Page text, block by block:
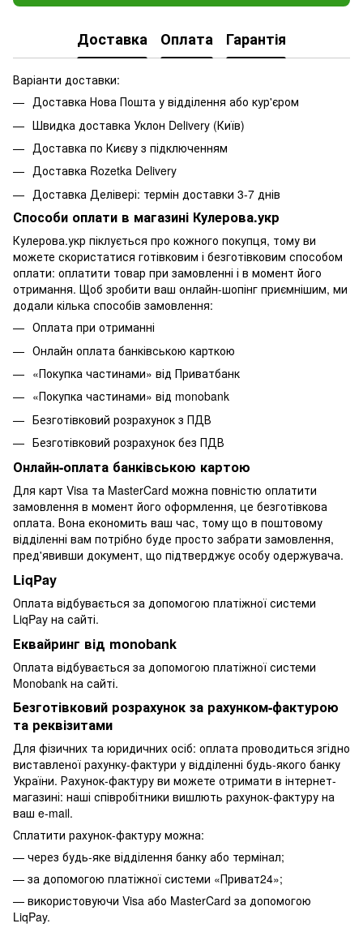
Доставка Оплата Гарантія
Варіанти доставки:
Доставка Нова Пошта у відділення або кур'єром
Швидка доставка Уклон Delivery (Київ)
Доставка по Києву з підключенням
Доставка Rozetka Delivery
Доставка Делівері: термін доставки 3-7 днів
Способи оплати в магазині Кулерова.укр
Кулерова.укр піклується про кожного покупця, тому ви
можете скористатися готівковим і безготівковим способом
оплати: оплатити товар при замовленні і в момент його
отримання. Щоб зробити ваш онлайн-шопінг приємнішим, ми
додали кілька способів замовлення:
Оплата при отриманні
Онлайн оплата банківською карткою
«Покупка частинами» від Приватбанк
«Покупка частинами» від monobank
Безготівковий розрахунок з ПДВ
Безготівковий розрахунок без ПДВ
Онлайн-оплата банківською картою
Для карт Visa та MasterCard можна повністю оплатити
замовлення в момент його оформлення, це безготівкова
оплата. Вона економить ваш час, тому що в поштовому
відділенні вам потрібно буде просто забрати замовлення,
пред'явивши документ, що підтверджує особу одержувача.
LiqPay
Оплата відбувається за допомогою платіжної системи
LiqPay на сайті.
Еквайринг від monobank
Оплата відбувається за допомогою платіжної системи
Monobank на сайті.
Безготівковий розрахунок за рахунком-фактурою
та реквізитами
Для фізичних та юридичних осіб: оплата проводиться згідно
виставленої рахунку-фактури у відділенні будь-якого банку
України. Рахунок-фактуру ви можете отримати в інтернет-
магазині: наші співробітники вишлють рахунок-фактуру на
ваш e-mail.
Сплатити рахунок-фактуру можна:
— через будь-яке відділення банку або термінал;
— за допомогою платіжної системи «Приват24»;
— використовуючи Visa або MasterCard за допомогою
LiqPay.